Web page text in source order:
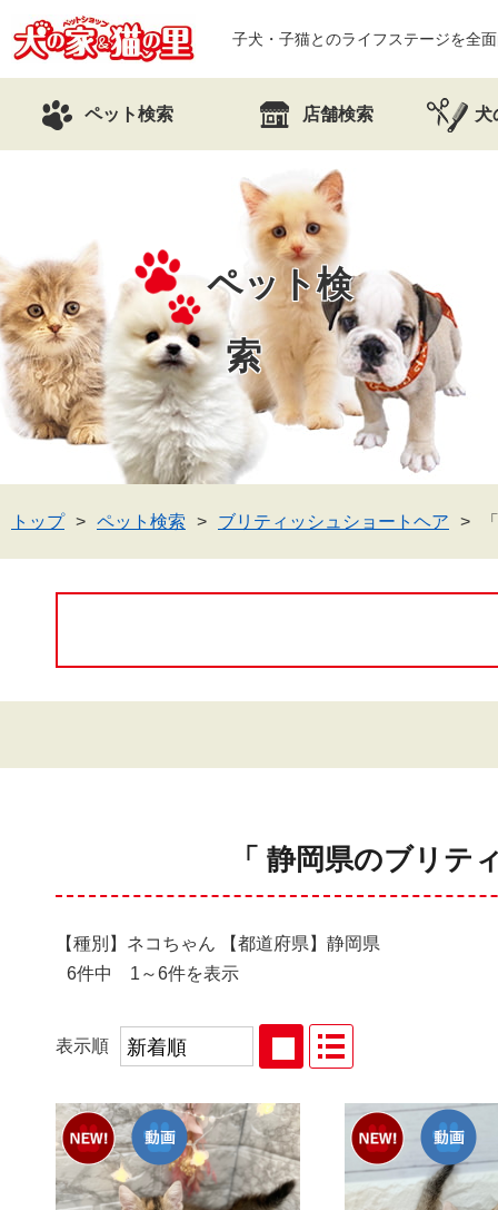
子犬・子猫とのライフステージを全
ペット検索 店舗検索 犬
ペット検
索
トップ ペット検索 ブリティッシュショートヘア
「 静岡県のブリテ
【種別】ネコちゃん 【都道府県】静岡県
6件中 1～6件を表示
表示順